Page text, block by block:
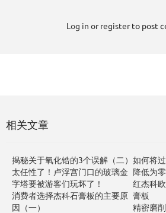
Log in orregisterto post
相关文章
揭秘关于氧化锆的3个误解（二）
太任性了！卢浮宫门口的玻璃金
字塔要被游客们玩坏了！
消费者选择杰科石膏板的主要原
因（一）
如何将
降低为
红杰科
膏板
精密磨